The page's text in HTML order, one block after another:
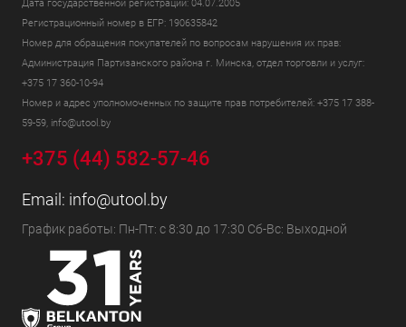
Дата государственной регистрации: 04.07.2005
Регистрационный номер в ЕГР: 190635842
Номер для обращения покупателей по вопросам нарушения их прав:
Администрация Партизанского района г. Минска, отдел торговли и услуг:
+375 17 360-10-94
Номер и адрес уполномоченных по защите прав потребителей: +375 17 388-
59-59, info@utool.by
+375 (44) 582-57-46
Email: info@utool.by
График работы: Пн-Пт: с 8:30 до 17:30 Сб-Вс: Выходной